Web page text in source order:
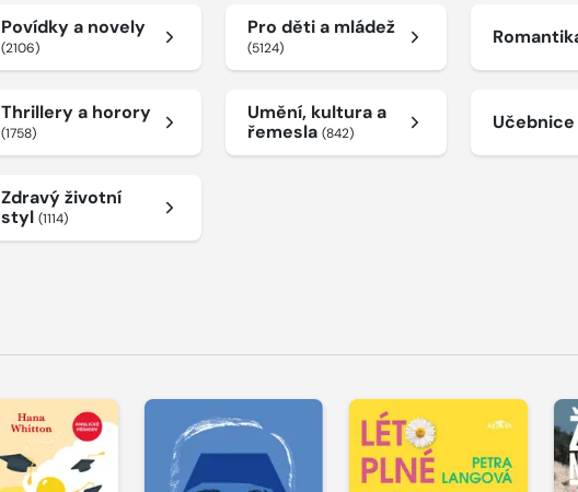
Povídky a novely
(2106)
Pro děti a mládež
(5124)
Thrillery a horory
(1758)
Umění, kultura a
řemesla (842)
Zdravý životní
styl(1114)